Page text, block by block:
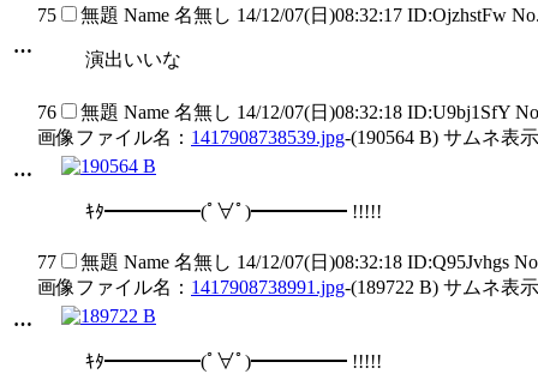
…
75 無題 Name 名無し 14/12/07(日)08:32:17 ID:OjzhstFw
演出いいな
…
76 無題 Name 名無し 14/12/07(日)08:32:18 ID:U9bj1SfY
画像ファイル名： 1417908738539.jpg-(190564 B) サムネ表
ｷﾀ━━━━━(ﾟ∀ﾟ)━━━━━ !!!!!
…
77 無題 Name 名無し 14/12/07(日)08:32:18 ID:Q95Jvhgs
画像ファイル名： 1417908738991.jpg-(189722 B) サムネ表
ｷﾀ━━━━━(ﾟ∀ﾟ)━━━━━ !!!!!